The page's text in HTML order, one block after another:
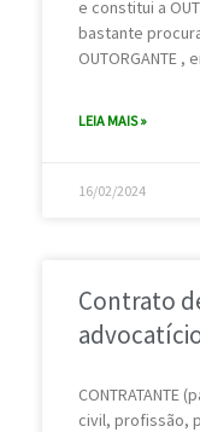
e constitui a
bastante
OUTORGANTE
LEIA MAIS »
16/02/2024
Contrato
CONTRATANTE
civil, profissão,